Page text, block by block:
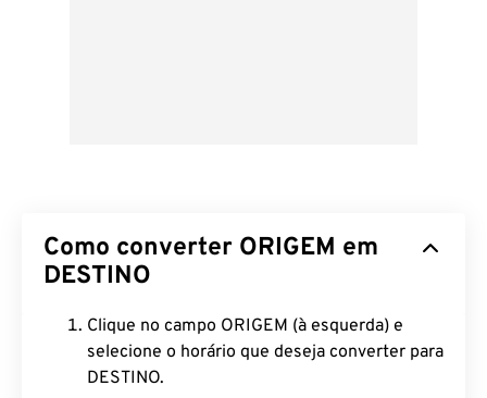
Como converter ORIGEM em
DESTINO
Clique no campo ORIGEM (à esquerda) e
selecione o horário que deseja converter para
DESTINO.